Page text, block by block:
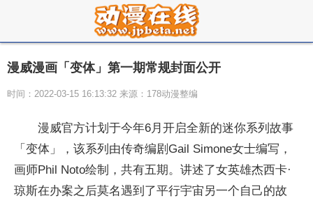
漫威漫画「变体」第一期常规封面公开
时间：2022-03-15 16:13:32 来源：178动漫整编
漫威官方计划于今年6月开启全新的迷你系列故事
「变体」，该系列由传奇编剧Gail Simone女士编写，
画师Phil Noto绘制，共有五期。讲述了女英雄杰西卡·
琼斯在办案之后莫名遇到了平行宇宙另一个自己的故